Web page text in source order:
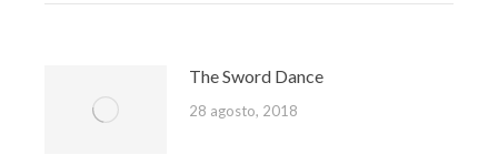
The Sword Dance
28 agosto, 2018